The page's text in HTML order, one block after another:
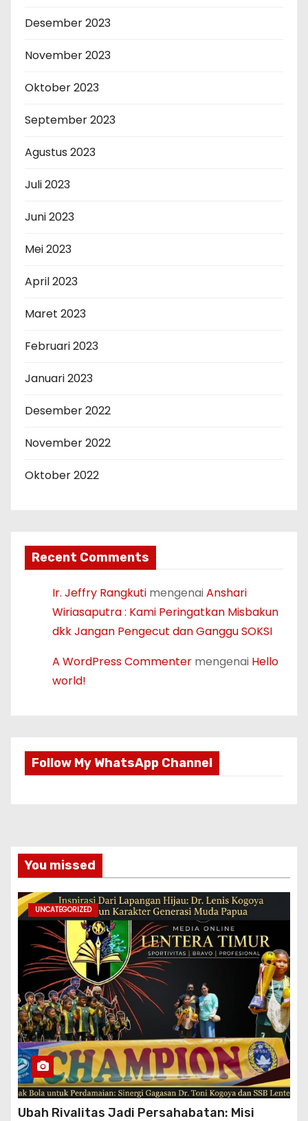
Desember 2023
November 2023
Oktober 2023
September 2023
Agustus 2023
Juli 2023
Juni 2023
Mei 2023
April 2023
Maret 2023
Februari 2023
Januari 2023
Desember 2022
November 2022
Oktober 2022
Recent Comments
Ir. Jeffry Rangkuti mengenaiAnshari
Wiriasaputra : Kami Peringatkan Misbakun
dkk Jangan Pengecut dan Ganggu SOKSI
A WordPress Commenter mengenai Hello
world!
Follow My WhatsApp Channel
You missed
UNCATEGORIZED
Ubah Rivalitas Jadi Persahabatan: Misi